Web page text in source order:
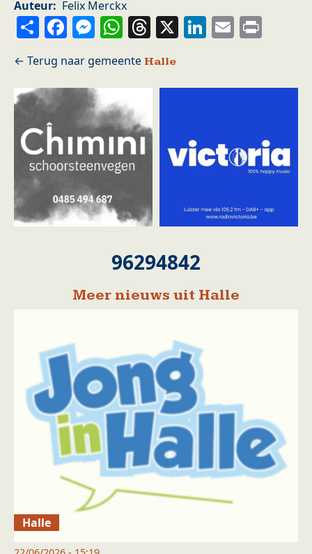
Auteur Felix Merckx
ShareFacebook
Messenger
WhatsApp
Threads
X LinkedIn
Email
Halle
96294842
Meer nieuws uit Halle
Halle